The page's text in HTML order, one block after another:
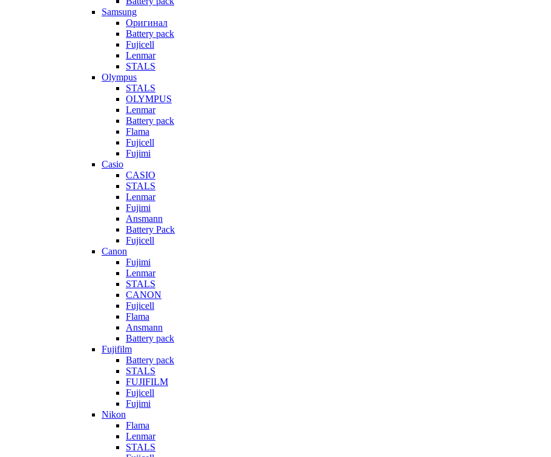
Samsung
Оригинал
Battery pack
Fujicell
Lenmar
STALS
Olympus
STALS
OLYMPUS
Lenmar
Battery pack
Flama
Fujicell
Fujimi
Casio
CASIO
STALS
Lenmar
Fujimi
Ansmann
Battery Pack
Fujicell
Canon
Fujimi
Lenmar
STALS
CANON
Fujicell
Flama
Ansmann
Battery pack
Fujifilm
Battery pack
STALS
FUJIFILM
Fujicell
Fujimi
Nikon
Flama
Lenmar
STALS